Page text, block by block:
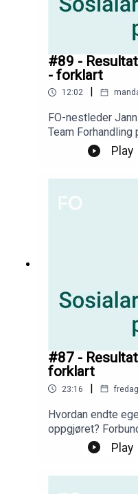
#89 -
- forklart
12:02
FO-nestleder
Team Forhandling
Moberg, går
tariffoppgjøret i
det best mulig
Play
#87 -
forklart
23:16 |
Hvordan endte
oppgjøret?
rådgiver i Team
snakker seg
Play